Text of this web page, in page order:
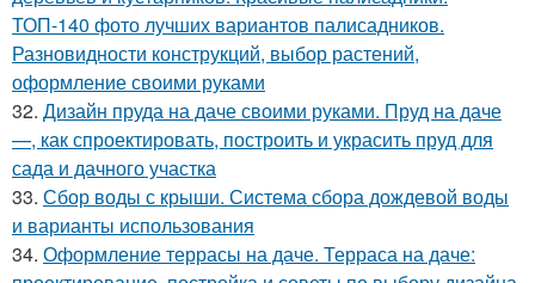
ТОП-140 фото лучших вариантов палисадников.
Разновидности конструкций, выбор растений,
оформление своими руками
32. Дизайн пруда на даче своими руками. Пруд на даче
—, как спроектировать, построить и украсить пруд для
сада и дачного участка
33. Сбор воды с крыши. Система сбора дождевой воды
и варианты использования
34. Оформление террасы на даче. Терраса на даче: